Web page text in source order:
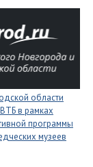
области
в рамках
программы
музеев